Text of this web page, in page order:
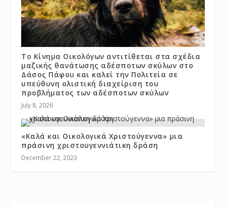
Το Κίνημα Οικολόγων αντιτίθεται στα σχέδια
μαζικής θανάτωσης αδέσποτων σκύλων στο
Δάσος Πάφου και καλεί την Πολιτεία σε
υπεύθυνη ολιστική διαχείριση του
προβλήματος των αδέσποτων σκύλων
July 8, 2026
«Καλά και Οικολογικά Χριστούγεννα» μια
πράσινη χριστουγεννιάτικη δράση
December 22, 2023